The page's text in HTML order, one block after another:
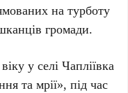
на турботу
громади.
у селі Чапліївка
та мрії», під час